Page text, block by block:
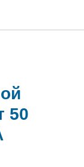
50